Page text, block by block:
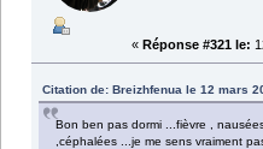
« Réponse #321 le:
Citation de: Breizhfenua le 12 mars
Bon ben pas dormi ...fièvre ,
,céphalées ...je me sens vraiment